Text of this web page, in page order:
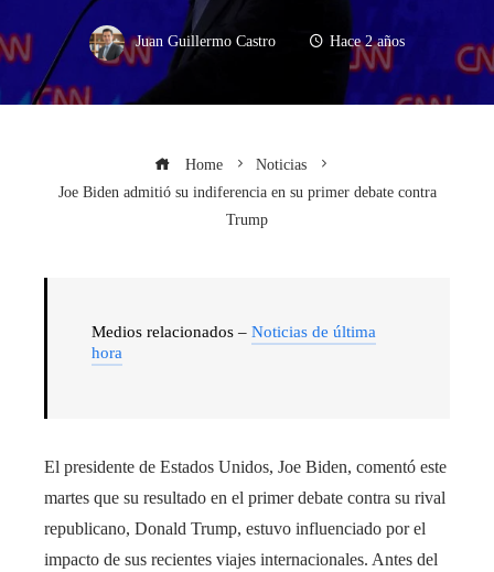
Juan Guillermo Castro Hace 2 años
Home
Noticias
Joe Biden admitió su indiferencia en su primer debate contra
Trump
Medios relacionados – Noticias de última
hora
El presidente de Estados Unidos, Joe Biden, comentó este
martes que su resultado en el primer debate contra su rival
republicano, Donald Trump, estuvo influenciado por el
impacto de sus recientes viajes internacionales. Antes del